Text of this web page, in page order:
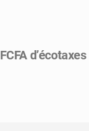
d’écotaxes